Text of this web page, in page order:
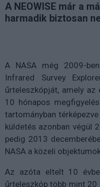
A NEOWISE már a
harmadik biztosan
A NASA még 2009-
Infrared Survey
űrteleszkópját, amely
10 hónapos
tartományban
küldetés azonban végül
pedig 2013
NASA a közeli
Az azóta eltelt 10
űrteleszkóp több mint